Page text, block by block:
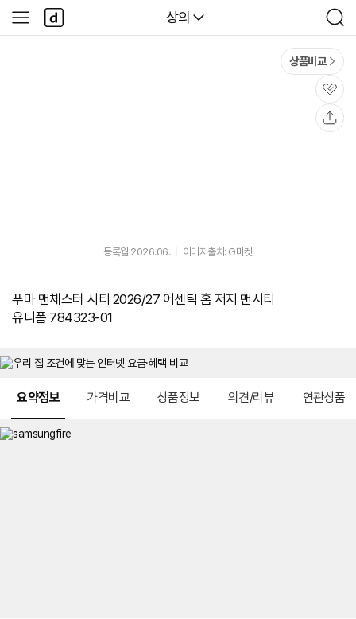
다나와
상의
검
색
사
이
다
나
와
상품비교
관
심
등록월 2026.06. 이미지출처: G마켓
푸마 맨체스터 시티 2026/27 어센틱 홈 저지 맨시티
유니폼 784323-01
요약정보 가격비교 상품정보 의견/리뷰 연관상품